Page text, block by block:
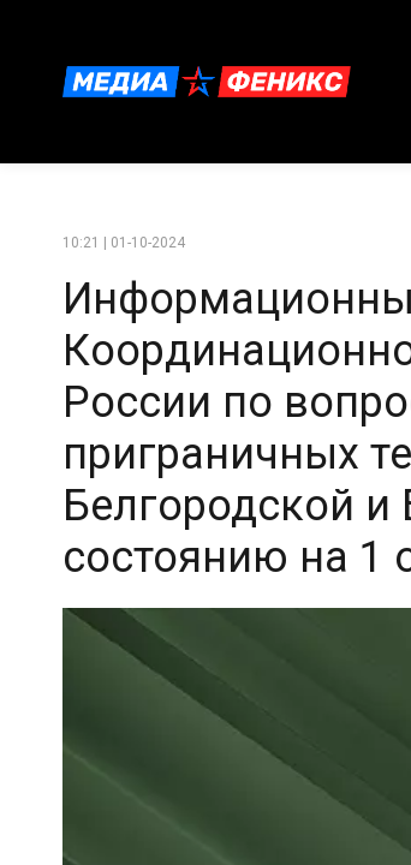
10:21 | 01-10-2024
России по
приграничных
Белгородской и
состоянию на 1